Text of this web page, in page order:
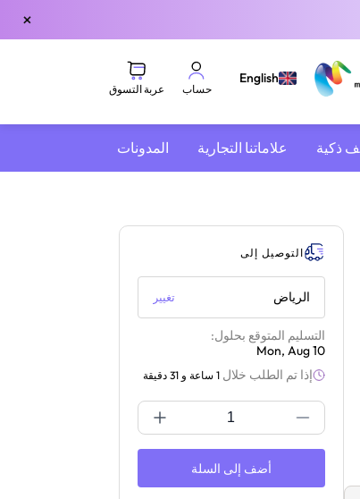
×
English
حساب عربة التسوق
ذكية علاماتنا التجارية المدونات
التوصيل إلى
الرياض تغيير
التسليم المتوقع بحلول:
Mon, Aug 10
إذا تم الطلب خلال 1 ساعة و 31 دقيقة
أضف إلى السلة